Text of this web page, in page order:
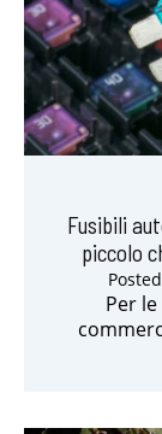
Fusibili
piccolo
Per